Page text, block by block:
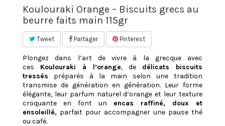
Koulouraki Orange – Biscuits grecs au
beurre faits main 115gr
Tweet Partager Pinterest
Plongez dans l’art de vivre à la grecque avec
ces Koulouraki à l’orange, de délicats biscuits
tressés préparés à la main selon une tradition
transmise de génération en génération. Leur forme
élégante, leur parfum naturel d’orange et leur texture
croquante en font un encas raffiné, doux et
ensoleillé, parfait pour accompagner une pause thé
ou café.